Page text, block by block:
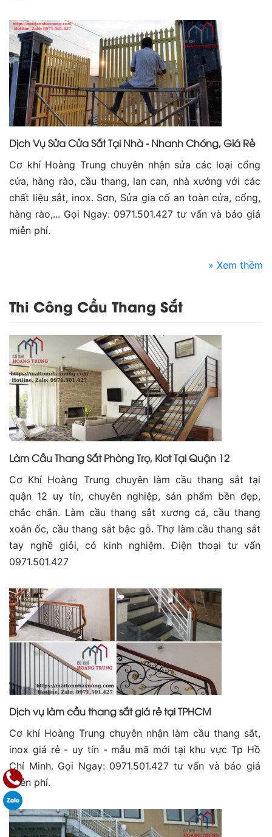
Dịch Vụ Sửa Cửa Sắt Tại Nhà - Nhanh Chóng, Giá Rẻ
Cơ khí Hoàng Trung chuyên nhận sửa các loại cổng
cửa, hàng rào, cầu thang, lan can, nhà xưởng với các
chất liệu sắt, inox. Sơn, Sửa gia cố an toàn cửa, cổng,
hàng rào,... Gọi Ngay: 0971.501.427 tư vấn và báo giá
miễn phí.
» Xem thêm
Thi Công Cầu Thang Sắt
Làm Cầu Thang Sắt Phòng Trọ, Kiot Tại Quận 12
Cơ Khí Hoàng Trung chuyên làm cầu thang sắt tại
quận 12 uy tín, chuyên nghiệp, sản phẩm bền đẹp,
chắc chắn. Làm cầu thang sắt xương cá, cầu thang
xoắn ốc, cầu thang sắt bậc gỗ. Thợ làm cầu thang sắt
tay nghề giỏi, có kinh nghiệm. Điện thoại tư vấn
0971.501.427
Dịch vụ làm cầu thang sắt giá rẻ tại TPHCM
Cơ khí Hoàng Trung chuyên nhận làm cầu thang sắt,
inox giá rẻ - uy tín - mẫu mã mới tại khu vực Tp Hồ
Chí Minh. Gọi Ngay: 0971.501.427 tư vấn và báo giá
miễn phí.